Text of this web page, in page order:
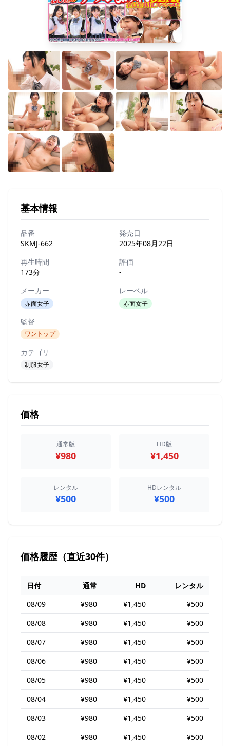
基本情報
品番
SKMJ-662
発売日
2025年08月22日
再生時間
173分
評価
-
メーカー
赤面女子
レーベル
赤面女子
監督
ワントップ
カテゴリ
制服女子
価格
通常版
¥980
HD版
¥1,450
レンタル
¥500
HDレンタル
¥500
価格履歴（直近30件）
日付 通常 HD
レンタル
08/09
¥980 ¥1,450
¥500
08/08
¥980 ¥1,450
¥500
08/07
¥980 ¥1,450
¥500
08/06
¥980 ¥1,450
¥500
08/05
¥980 ¥1,450
¥500
08/04
¥980 ¥1,450
¥500
08/03
¥980 ¥1,450
¥500
08/02
¥980 ¥1,450 ¥500